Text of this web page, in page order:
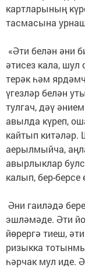
картларының
тасмасына
«Әти белән әни
әтисез кала, шул
терәк һәм
үгезләр белән
тулгач, дәү
авылда күреп,
кайтып китәләр.
аерылмыйча,
авырлыклар
калып, бер-берсе
Әни гаиләдә
эшләмәде. Әти
йөрергә тиеш,
ризыкка
һәрчак мул иде.